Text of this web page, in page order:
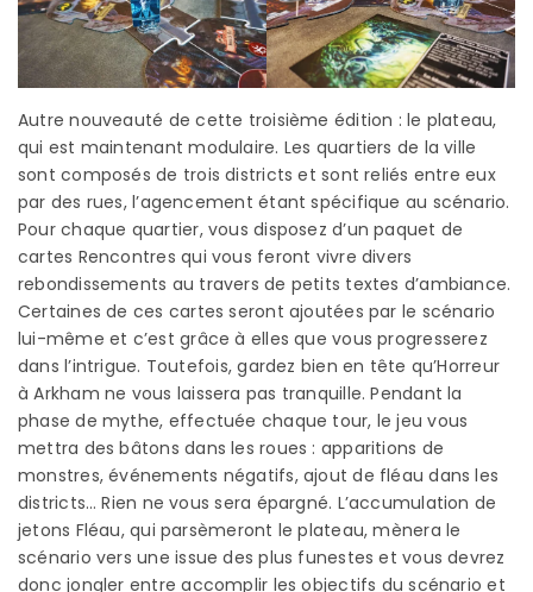
Autre nouveauté de cette troisième édition : le plateau,
qui est maintenant modulaire. Les quartiers de la ville
sont composés de trois districts et sont reliés entre eux
par des rues, l’agencement étant spécifique au scénario.
Pour chaque quartier, vous disposez d’un paquet de
cartes Rencontres qui vous feront vivre divers
rebondissements au travers de petits textes d’ambiance.
Certaines de ces cartes seront ajoutées par le scénario
lui-même et c’est grâce à elles que vous progresserez
dans l’intrigue. Toutefois, gardez bien en tête qu’Horreur
à Arkham ne vous laissera pas tranquille. Pendant la
phase de mythe, effectuée chaque tour, le jeu vous
mettra des bâtons dans les roues : apparitions de
monstres, événements négatifs, ajout de fléau dans les
districts… Rien ne vous sera épargné. L’accumulation de
jetons Fléau, qui parsèmeront le plateau, mènera le
scénario vers une issue des plus funestes et vous devrez
donc jongler entre accomplir les objectifs du scénario et